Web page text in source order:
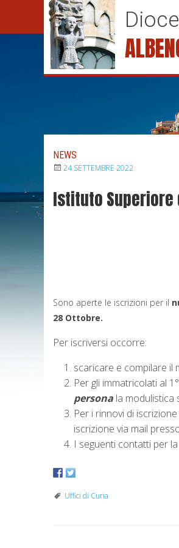
i
NEWS
24 SETTEMBRE 2022
Istituto Superiore
Sono aperte le iscrizioni per il
28 Ottobre.
Per iscriversi occorre:
scaricare e compilare il
Per gli immatricolati al
persona la modulistica
Per i rinnovi di
iscrizione via mail
I seguenti contatti per
Uffici di Curia